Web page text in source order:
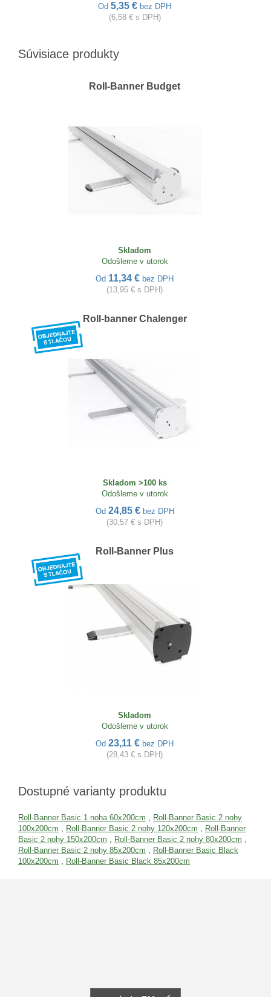
Od 5,35 € bez DPH
(6,58 € s DPH)
Súvisiace produkty
Roll-Banner Budget
Skladom
Odošleme v utorok
Od 11,34 € bez DPH
(13,95 € s DPH)
Roll-banner Chalenger
Skladom >100 ks
Odošleme v utorok
Od 24,85 € bez DPH
(30,57 € s DPH)
Roll-Banner Plus
Skladom
Odošleme v utorok
Od 23,11 € bez DPH
(28,43 € s DPH)
Dostupné varianty produktu
Roll-Banner Basic 1 noha 60x200cm
Roll-Banner Basic 2 nohy
100x200cm
Roll-Banner Basic 2 nohy 120x200cm
Roll-Banner
Basic 2 nohy 150x200cm
Roll-Banner Basic 2 nohy 80x200cm
Roll-Banner Basic 2 nohy 85x200cm
Roll-Banner Basic Black
100x200cm
Roll-Banner Basic Black 85x200cm